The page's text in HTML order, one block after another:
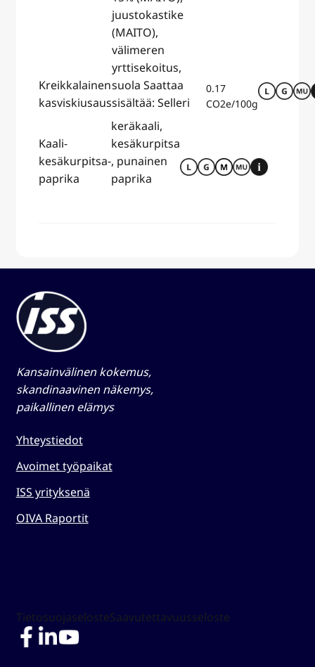
Kreikkalainen
kasviskiusaus
juustokastike
(MAITO),
välimeren
yrttisekoitus,
suola Saattaa
sisältää: Selleri
0.17
CO2e/100g
Kaali-
kesäkurpitsa-
paprika
keräkaali,
kesäkurpitsa
, punainen
paprika
Kansainvälinen kokemus,
skandinaavinen näkemys,
paikallinen elämys​
Yhteystiedot
Avoimet työpaikat
ISS yrityksenä
OIVA Raportit
TietosuojaselosteSaavutettavuusseloste